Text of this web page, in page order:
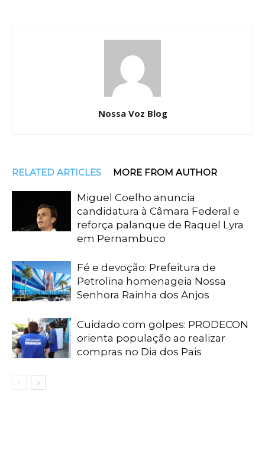
Nossa Voz Blog
RELATED ARTICLES MORE FROM AUTHOR
Miguel Coelho anuncia
candidatura à Câmara Federal e
reforça palanque de Raquel Lyra
em Pernambuco
Fé e devoção: Prefeitura de
Petrolina homenageia Nossa
Senhora Rainha dos Anjos
Cuidado com golpes: PRODECON
orienta população ao realizar
compras no Dia dos Pais